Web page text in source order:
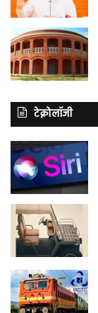
टेक्नोलॉजी